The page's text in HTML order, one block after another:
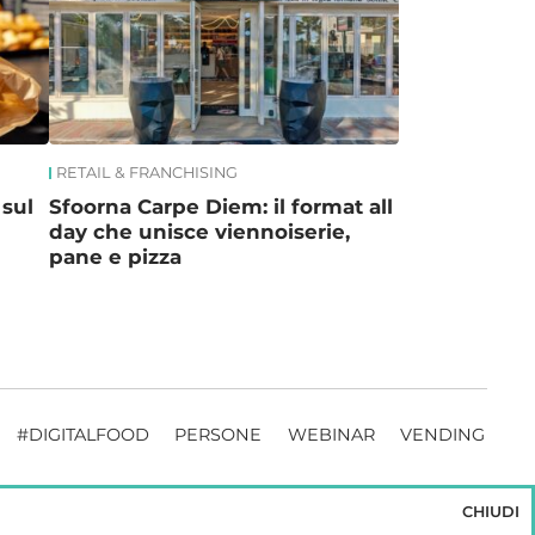
RETAIL & FRANCHISING
Sfoorna Carpe Diem: il format all
day che unisce viennoiserie,
pane e pizza
#DIGITALFOOD PERSONE WEBINAR VENDING
CHIUDI